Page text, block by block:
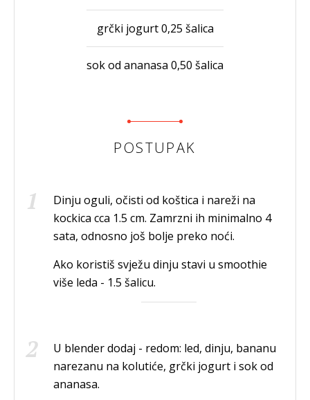
grčki jogurt 0,25 šalica
sok od ananasa 0,50 šalica
POSTUPAK
Dinju oguli, očisti od koštica i nareži na
kockica cca 1.5 cm. Zamrzni ih minimalno 4
sata, odnosno još bolje preko noći.
Ako koristiš svježu dinju stavi u smoothie
više leda - 1.5 šalicu.
U blender dodaj - redom: led, dinju, bananu
narezanu na kolutiće, grčki jogurt i sok od
ananasa.